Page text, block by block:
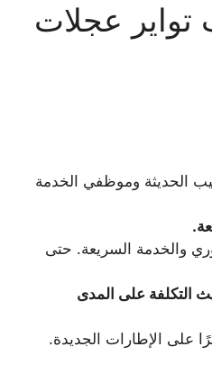
تواير عجلات
الحديثة وموظفي الخدمة
والخدمة السريعة. حتى
التكلفة على المدى